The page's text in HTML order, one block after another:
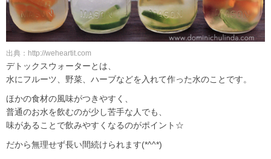
出典：http://weheartit.com
デトックスウォーターとは、
水にフルーツ、野菜、ハーブなどを入れて作った水のことです。
ほかの食材の風味がつきやすく、
普通のお水を飲むのが少し苦手な人でも、
味があることで飲みやすくなるのがポイント☆
だから無理せず長い間続けられます(*^^*)